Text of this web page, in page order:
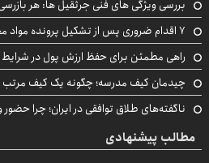
بررسی ویژگی های فنی جرثقیل ها: هر
۷ اقدام ضروری پس از تشکیل پرونده مواد مخدر؛ راهنمای خانواده‌ها
راهی مطمئن برای حفظ ارزش پول در
چیدمان کیف مدرسه؛ چگونه یک کیف
ناگفته‌های طلاق توافقی در ایران؛ چرا
مطالب پیشنهادی